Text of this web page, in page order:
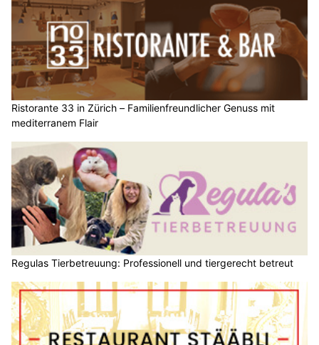
Ristorante 33 in Zürich – Familienfreundlicher Genuss mit
mediterranem Flair
Regulas Tierbetreuung: Professionell und tiergerecht betreut